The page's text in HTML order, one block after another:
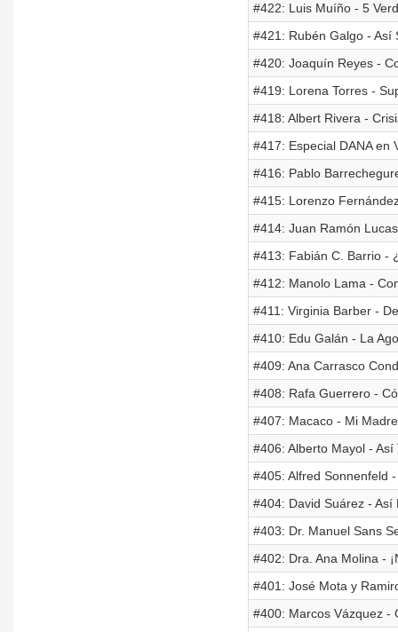
#422: Luis Muíño - 5
#421: Rubén Galgo - Así
#420: Joaquín Reyes -
#419: Lorena Torres -
#418: Albert Rivera -
#417: Especial DANA en
#416: Pablo
#415: Lorenzo
#414: Juan Ramón
#413: Fabián C. Barrio -
#412: Manolo Lama -
#411: Virginia Barber -
#410: Edu Galán - La
#409: Ana Carrasco
#408: Rafa Guerrero -
#407: Macaco - Mi
#406: Alberto Mayol - Así
#405: Alfred Sonnenfeld
#404: David Suárez -
#403: Dr. Manuel Sans
#402: Dra. Ana Molina -
#401: José Mota y
#400: Marcos Vázquez -